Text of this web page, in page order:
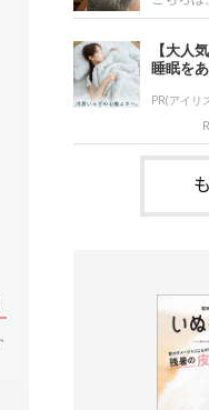
@Pkndg_
は、飼い
日、飼い
中、妹さ
アちゃ
のは、X
ゃん（撮
主さんが
稿した
表情を
ていまし
ってい
（本名：
の腕にし
才）＠
ついて
れました
とです。
上にの
テレビ
いので気
【大人
睡眠をあ
PR(アイリ